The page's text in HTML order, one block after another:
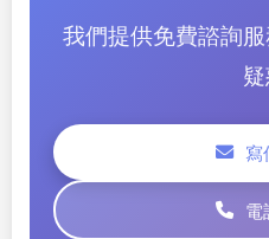
我們提供免費諮詢
寫
電